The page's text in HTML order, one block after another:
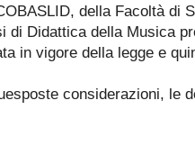
della Facoltà di
di Didattica della Musica
in vigore della legge e
considerazioni, le